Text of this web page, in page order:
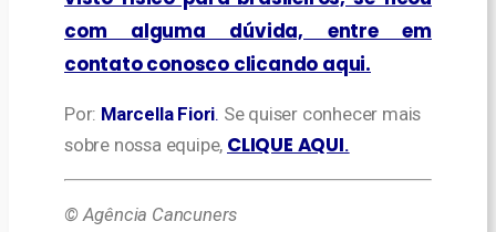
com alguma dúvida, entre em
contato conosco clicando aqui.
Por: Marcella Fiori. Se quiser conhecer mais
sobre nossa equipe, CLIQUE AQUI.
© Agência Cancuners